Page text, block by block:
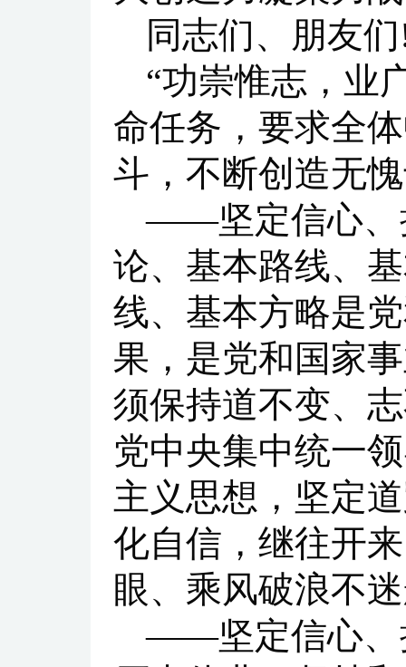
同志们、朋友
“功崇惟志，业
命任务，要求全
斗，不断创造无
——坚定信心、
论、基本路线、
线、基本方略是
果，是党和国家
须保持道不变、
党中央集中统一
主义思想，坚定
化自信，继往开
眼、乘风破浪不
——坚定信心、